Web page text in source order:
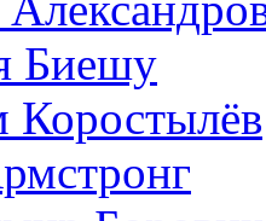
Биешу
Коростылёв